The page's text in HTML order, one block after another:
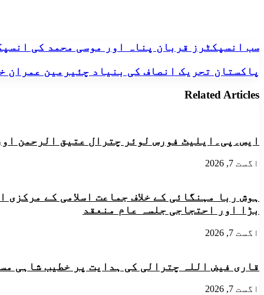
انسپکٹرز
قربان
پناہ
موسی
کے
پر
سب انسپکٹرز قربان پناہ اور موسی محمد کی
پاکستان
تحریک
انصاف
کی
خان
کرپشن
کے
خلاف
رکھی
ھے
"
پاکستان تحریک انصاف کی بنیاد چئیرمین عمران
Related Articles
ایس۔پی۔ایلیٹ فورس لوئر چترال عتیق الرحمن
اگست 7, 2026
ہوش ربا مہنگائی کے خلاف جماعت اسلامی کے
بڑا اور احتجاجی جلسہ عام منعقد
اگست 7, 2026
قاری فیض اللہ چترالی کی ہدایت پر خطیب شاہی
اگست 7, 2026